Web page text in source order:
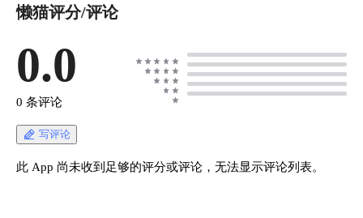
懒猫评分/评论
0.0
0 条评论
写评论
此 App 尚未收到足够的评分或评论，无法显示评论列表。